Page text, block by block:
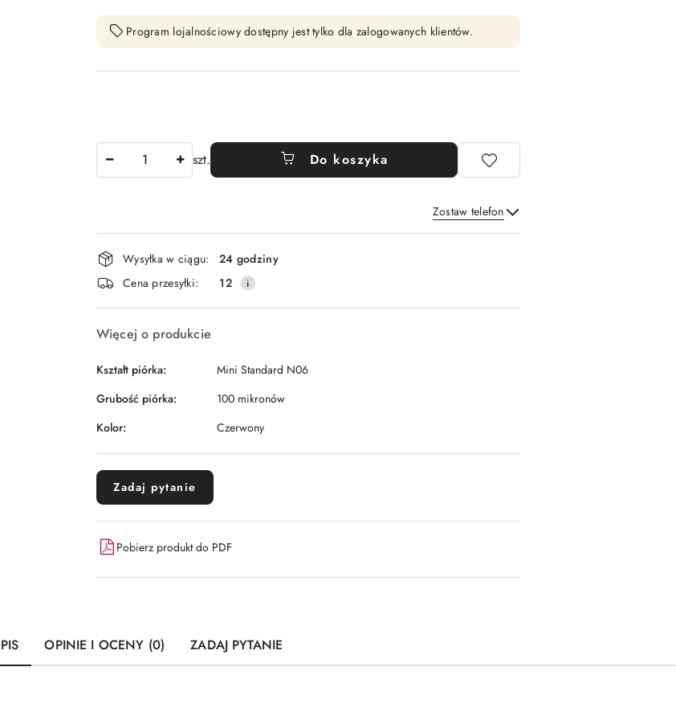
Program lojalnościowy dostępny jest tylko dla zalogowanych klientów.
szt. Do koszyka
Zostaw telefon
Wyślij
Dostępność
i
dostawa
Wysyłka w ciągu:
24 godziny
Cena przesyłki:
12
Więcej o produkcie
Kształt piórka:
Mini Standard N06
Grubość piórka:
100 mikronów
Kolor:
Czerwony
Zadaj pytanie
Pobierz produkt do PDF
OPINIE I OCENY (0) ZADAJ PYTANIE